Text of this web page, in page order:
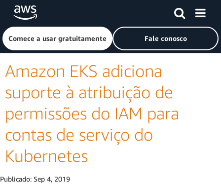
Pular para o conteúdo principal
Clique aqui para voltar à página inicial da Amazon Web
Comece a usar gratuitamente Fale conosco
Amazon EKS adiciona
suporte à atribuição de
permissões do IAM para
contas de serviço do
Kubernetes
Publicado: Sep 4, 2019